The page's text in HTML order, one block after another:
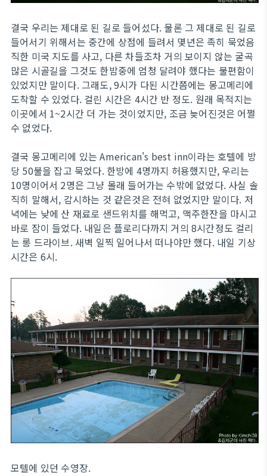
결국 우리는 제대로 된 길로 들어섰다. 물론 그 제대로 된 길로
들어서기 위해서는 중간에 상점에 들려서 몇년은 족히 묵었음
직한 미국 지도를 사고, 다른 차들조차 거의 보이지 않는 굴곡
많은 시골길을 그것도 한밤중에 엄청 달려야 했다는 불편함이
있었지만 말이다. 그래도, 9시가 다된 시간쯤에는 몽고메리에
도착할 수 있었다. 걸린 시간은 4시간 반 정도. 원래 목적지는
이곳에서 1~2시간 더 가는 것이었지만, 조금 늦어진것은 어쩔
수 없었다.
결국 몽고메리에 있는 American's best inn이라는 호텔에 방
당 50불을 잡고 묵었다. 한방에 4명까지 허용했지만, 우리는
10명이어서 2명은 그냥 몰래 들어가는 수밖에 없었다. 사실 솔
직히 말해서, 감시하는 것 같은것은 전혀 없었지만 말이다. 저
녁에는 낮에 산 재료로 샌드위치를 해먹고, 맥주한잔을 마시고
바로 잠이 들었다. 내일은 플로리다까지 거의 8시간정도 걸리
는 롱 드라이브. 새벽 일찍 일어나서 떠나야만 했다. 내일 기상
시간은 6시.
모텔에 있던 수영장.